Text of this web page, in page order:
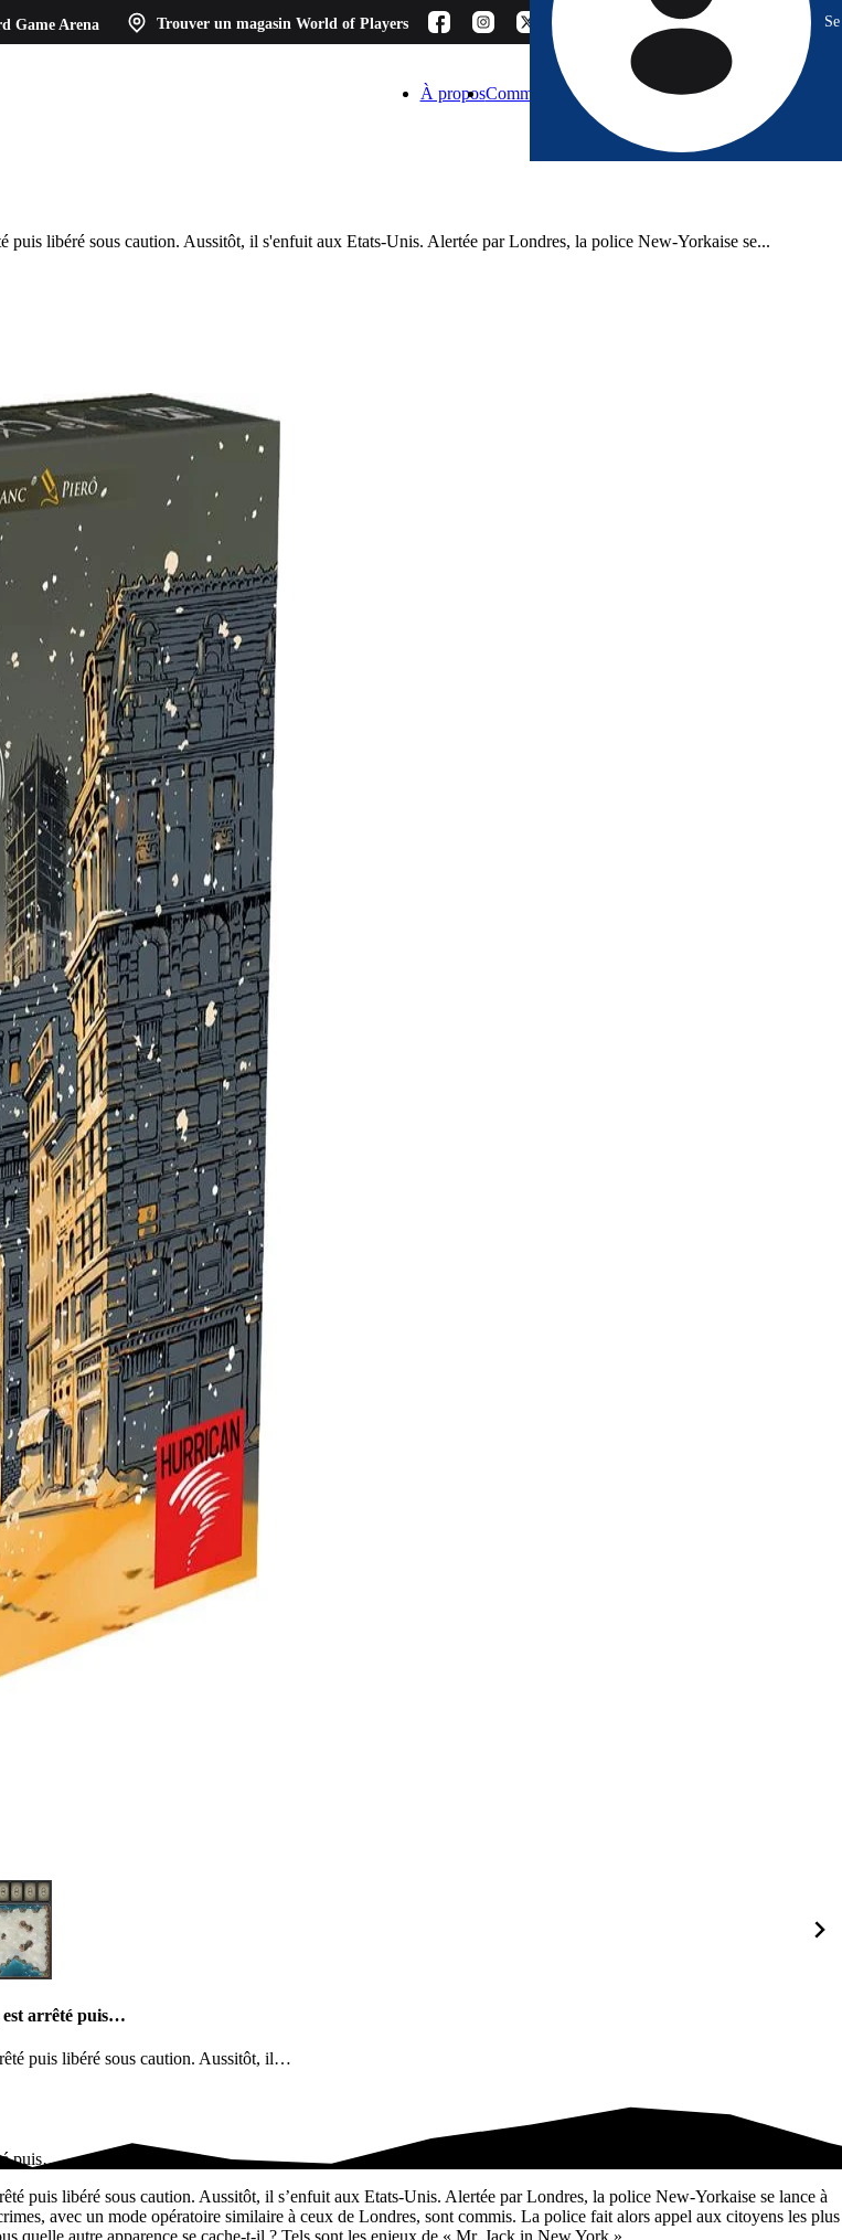
Game Arena Trouver un magasin World of Players
À proposComment choisir ? BlogEspace Pro Contact
libéré sous caution. Aussitôt, il s'enfuit aux Etats-Unis. Alertée par Londres, la police New-Yorkaise se...
est arrêté puis…
puis libéré sous caution. Aussitôt, il…
puis…
puis libéré sous caution. Aussitôt, il s’enfuit aux Etats-Unis. Alertée par Londres, la police New-Yorkaise se lance à
avec un mode opératoire similaire à ceux de Londres, sont commis. La police fait alors appel aux citoyens les plus
quelle autre apparence se cache-t-il ? Tels sont les enjeux de « Mr. Jack in New York »